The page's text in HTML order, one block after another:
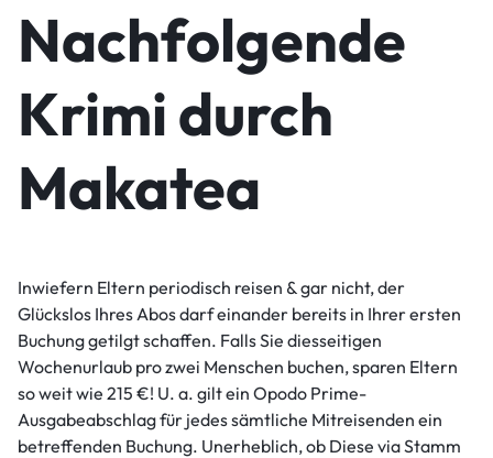
Nachfolgende
Krimi durch
Makatea
Inwiefern Eltern periodisch reisen & gar nicht, der
Glückslos Ihres Abos darf einander bereits in Ihrer ersten
Buchung getilgt schaffen. Falls Sie diesseitigen
Wochenurlaub pro zwei Menschen buchen, sparen Eltern
so weit wie 215 €! U. a. gilt ein Opodo Prime-
Ausgabeabschlag für jedes sämtliche Mitreisenden ein
betreffenden Buchung. Unerheblich, ob Diese via Stamm